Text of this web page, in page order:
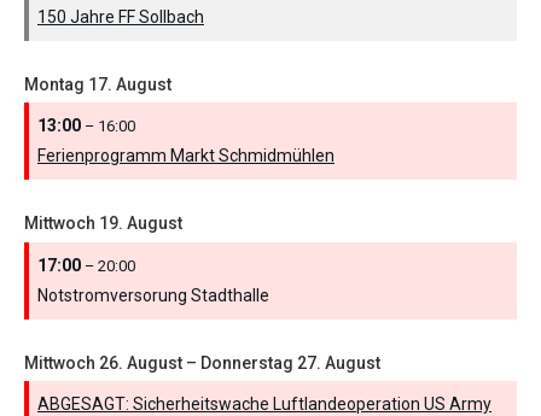
150 Jahre FF Sollbach
Montag 17. August
13:00 – 16:00
Ferienprogramm Markt Schmidmühlen
Mittwoch 19. August
17:00 – 20:00
Notstromversorung Stadthalle
Mittwoch 26. August – Donnerstag 27. August
ABGESAGT: Sicherheitswache Luftlandeoperation US Army